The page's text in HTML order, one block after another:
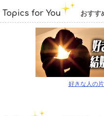
Topics for You おすす
好きな人の